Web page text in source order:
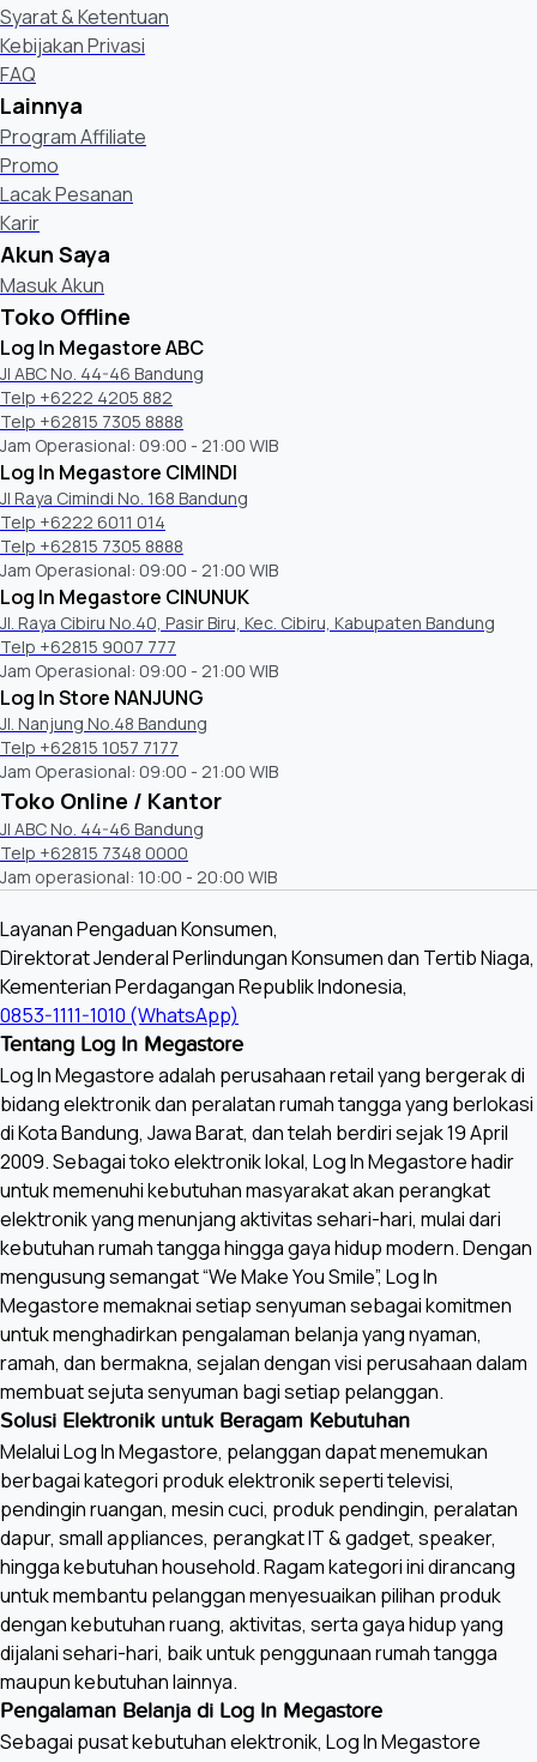
Syarat & Ketentuan
Kebijakan Privasi
FAQ
Lainnya
Program Affiliate
Promo
Lacak Pesanan
Karir
Akun Saya
Masuk Akun
Toko Offline
Log In Megastore ABC
Jl ABC No. 44-46 Bandung
Telp +6222 4205 882
Telp +62815 7305 8888
Jam Operasional: 09:00 - 21:00 WIB
Log In Megastore CIMINDI
Jl Raya Cimindi No. 168 Bandung
Telp +6222 6011 014
Telp +62815 7305 8888
Jam Operasional: 09:00 - 21:00 WIB
Log In Megastore CINUNUK
Jl. Raya Cibiru No.40, Pasir Biru, Kec. Cibiru, Kabupaten Bandung
Telp +62815 9007 777
Jam Operasional: 09:00 - 21:00 WIB
Log In Store NANJUNG
Jl. Nanjung No.48 Bandung
Telp +62815 1057 7177
Jam Operasional: 09:00 - 21:00 WIB
Toko Online / Kantor
Jl ABC No. 44-46 Bandung
Telp +62815 7348 0000
Jam operasional: 10:00 - 20:00 WIB
Layanan Pengaduan Konsumen,
Direktorat Jenderal Perlindungan Konsumen dan Tertib Niaga,
Kementerian Perdagangan Republik Indonesia,
0853-1111-1010 (WhatsApp)
Tentang Log In Megastore
Log In Megastore adalah perusahaan retail yang bergerak di
bidang elektronik dan peralatan rumah tangga yang berlokasi
di Kota Bandung, Jawa Barat, dan telah berdiri sejak 19 April
2009. Sebagai toko elektronik lokal, Log In Megastore hadir
untuk memenuhi kebutuhan masyarakat akan perangkat
elektronik yang menunjang aktivitas sehari-hari, mulai dari
kebutuhan rumah tangga hingga gaya hidup modern. Dengan
mengusung semangat “We Make You Smile”, Log In
Megastore memaknai setiap senyuman sebagai komitmen
untuk menghadirkan pengalaman belanja yang nyaman,
ramah, dan bermakna, sejalan dengan visi perusahaan dalam
membuat sejuta senyuman bagi setiap pelanggan.
Solusi Elektronik untuk Beragam Kebutuhan
Melalui Log In Megastore, pelanggan dapat menemukan
berbagai kategori produk elektronik seperti televisi,
pendingin ruangan, mesin cuci, produk pendingin, peralatan
dapur, small appliances, perangkat IT & gadget, speaker,
hingga kebutuhan household. Ragam kategori ini dirancang
untuk membantu pelanggan menyesuaikan pilihan produk
dengan kebutuhan ruang, aktivitas, serta gaya hidup yang
dijalani sehari-hari, baik untuk penggunaan rumah tangga
maupun kebutuhan lainnya.
Pengalaman Belanja di Log In Megastore
Sebagai pusat kebutuhan elektronik, Log In Megastore